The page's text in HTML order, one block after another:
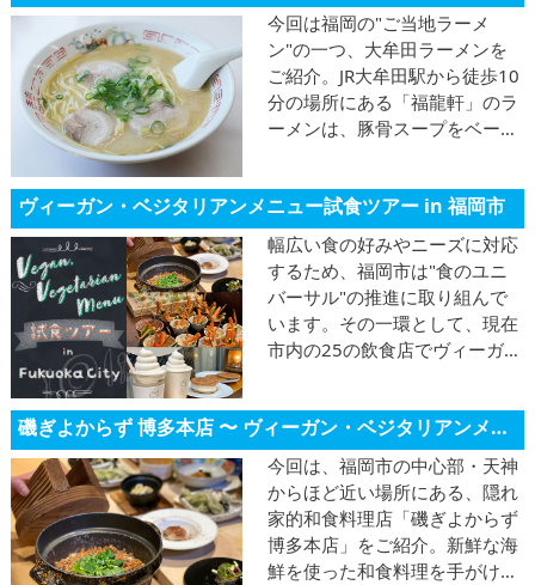
今回は福岡の"ご当地ラーメ
ン"の一つ、大牟田ラーメンを
ご紹介。JR大牟田駅から徒歩10
分の場所にある「福龍軒」のラ
ーメンは、豚骨スープをベース
特色です♪
ヴィーガン・ベジタリアンメニュー試食ツアー in 福岡市
幅広い食の好みやニーズに対応
するため、福岡市は"食のユニ
バーサル"の推進に取り組んで
います。その一環として、現在
市内の25の飲食店でヴィーガ
に先立ち行われた、新メニュー
試食ツアーの様子をご紹介。工
夫を凝らした独創性豊かなメニ
ューは必見です！
磯ぎよからず 博多本店 〜 ヴィーガン・ベジタリアンメニュー試食ツアー in 福岡市！〜
今回は、福岡市の中心部・天神
からほど近い場所にある、隠れ
家的和食料理店「磯ぎよからず
博多本店」をご紹介。新鮮な海
鮮を使った和食料理を手がける